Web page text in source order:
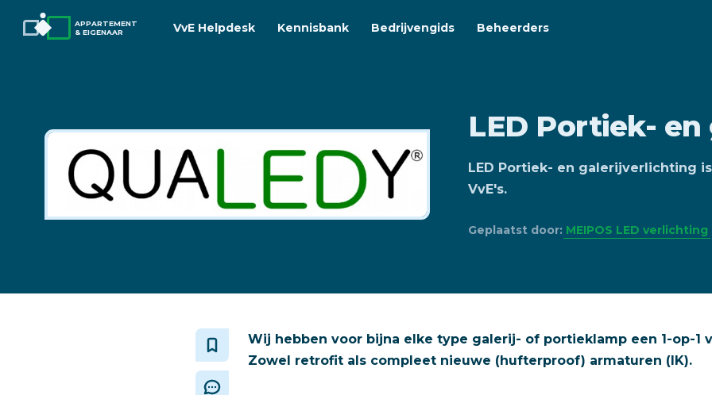
APPARTEMENT
& EIGENAAR
VvE Helpdesk Kennisbank Bedrijvengids Beheerders
LED Portiek-
LED Portiek- en galerijverlichting
VvE's.
Geplaatst door: MEIPOS LED verlichting
‎Wij hebben voor bijna elke type galerij- of portieklamp een 1-op-1
Zowel retrofit als compleet nieuwe (hufterproof) armaturen (IK).